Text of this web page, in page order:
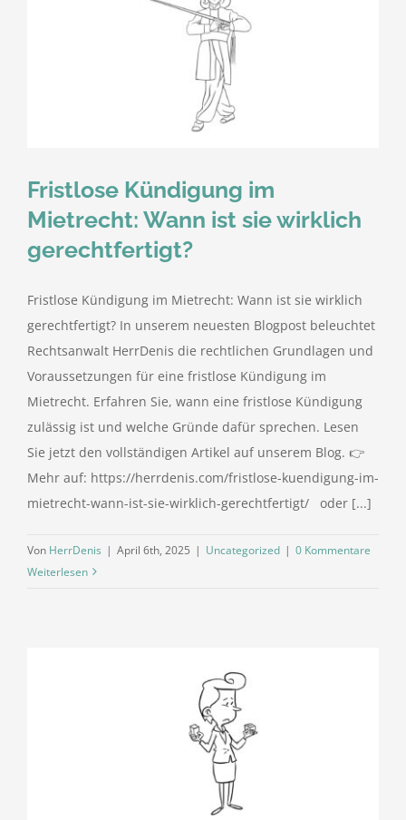
Fristlose Kündigung im
Mietrecht: Wann ist sie wirklich
gerechtfertigt?
Fristlose Kündigung im Mietrecht: Wann ist sie wirklich
gerechtfertigt? In unserem neuesten Blogpost beleuchtet
Rechtsanwalt HerrDenis die rechtlichen Grundlagen und
Voraussetzungen für eine fristlose Kündigung im
Mietrecht. Erfahren Sie, wann eine fristlose Kündigung
zulässig ist und welche Gründe dafür sprechen. Lesen
Sie jetzt den vollständigen Artikel auf unserem Blog. 👉
Mehr auf: https://herrdenis.com/fristlose-kuendigung-im-
mietrecht-wann-ist-sie-wirklich-gerechtfertigt/ oder [...]
Von HerrDenis | April 6th, 2025 | Uncategorized | 0 Kommentare
Weiterlesen